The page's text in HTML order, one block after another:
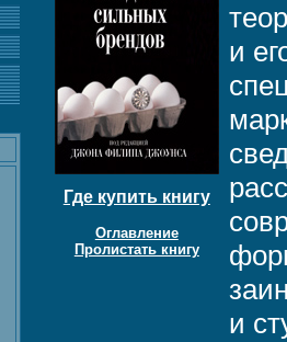
Где купить книгу
Оглавление
Пролистать книгу
и
и